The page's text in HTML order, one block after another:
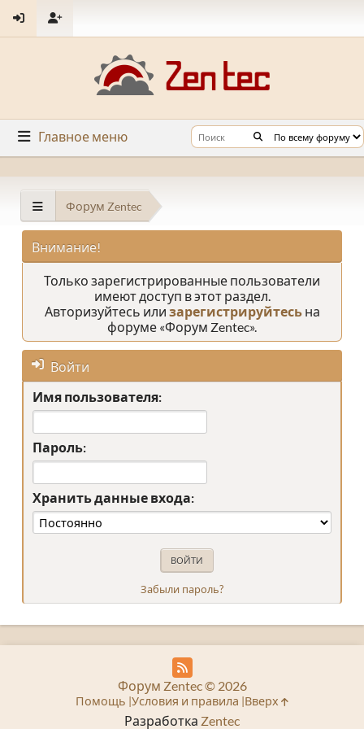
Главное меню
Форум Zentec
Внимание!
Только зарегистрированные пользователи
имеют доступ в этот раздел.
Авторизуйтесь или зарегистрируйтесьна
форуме «Форум Zentec».
Войти
Имя пользователя:
Пароль:
Хранить данные входа:
Забыли пароль?
Разработка Zentec
Форум Zentec © 2026
Помощь Условия и правила Вверх